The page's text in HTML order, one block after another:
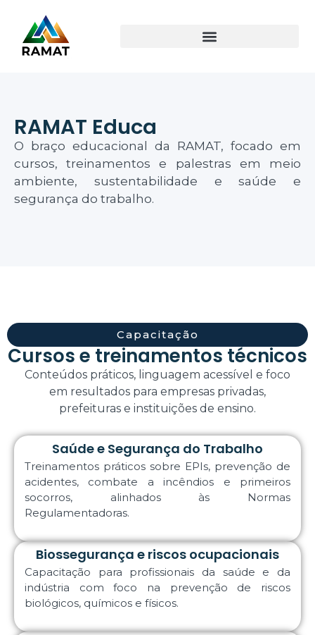
RAMAT Educa
O braço educacional da RAMAT, focado em
cursos, treinamentos e palestras em meio
ambiente, sustentabilidade e saúde e
segurança do trabalho.
Capacitação
Cursos e treinamentos técnicos
Conteúdos práticos, linguagem acessível e foco
em resultados para empresas privadas,
prefeituras e instituições de ensino.
Saúde e Segurança do Trabalho
Treinamentos práticos sobre EPIs, prevenção de
acidentes, combate a incêndios e primeiros
socorros, alinhados às Normas
Regulamentadoras.
Biossegurança e riscos ocupacionais
Capacitação para profissionais da saúde e da
indústria com foco na prevenção de riscos
biológicos, químicos e físicos.